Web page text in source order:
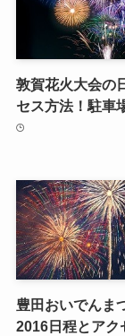
敦賀花火大会の
セス方法！駐車
豊田おいでんま
2016日程とアク